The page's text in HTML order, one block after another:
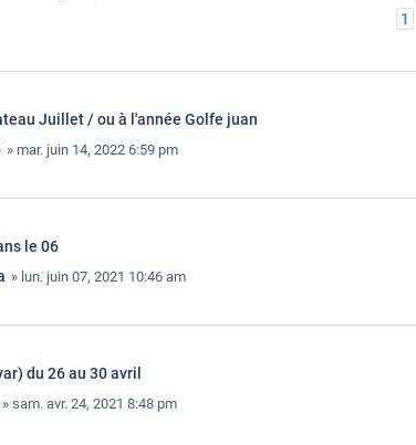
1
Juillet / ou à l'année Golfe juan
» mar. juin 14, 2022 6:59 pm
le 06
» lun. juin 07, 2021 10:46 am
du 26 au 30 avril
» sam. avr. 24, 2021 8:48 pm